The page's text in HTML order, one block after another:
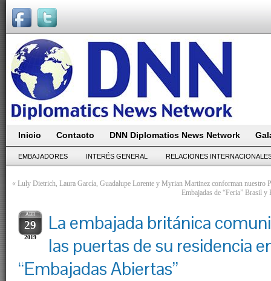
Inicio Contacto DNN Diplomatics News Network
EMBAJADORES INTERÉS GENERAL RELACIONES
« Luly Dietrich, Laura García, Guadalupe Lorente y Myrian Martinez conforman nuestro
Embajadas de “Feria” Brasil
ABR
29
2019
La embajada británica
las puertas de su residencia
“Embajadas Abiertas”